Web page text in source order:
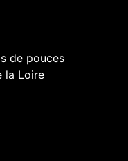
de pouces
la Loire